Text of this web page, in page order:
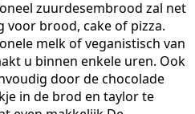
zuurdesembrood zal net
voor brood, cake of pizza.
melk of veganistisch van
u binnen enkele uren. Ook
door de chocolade
in de brod en taylor te